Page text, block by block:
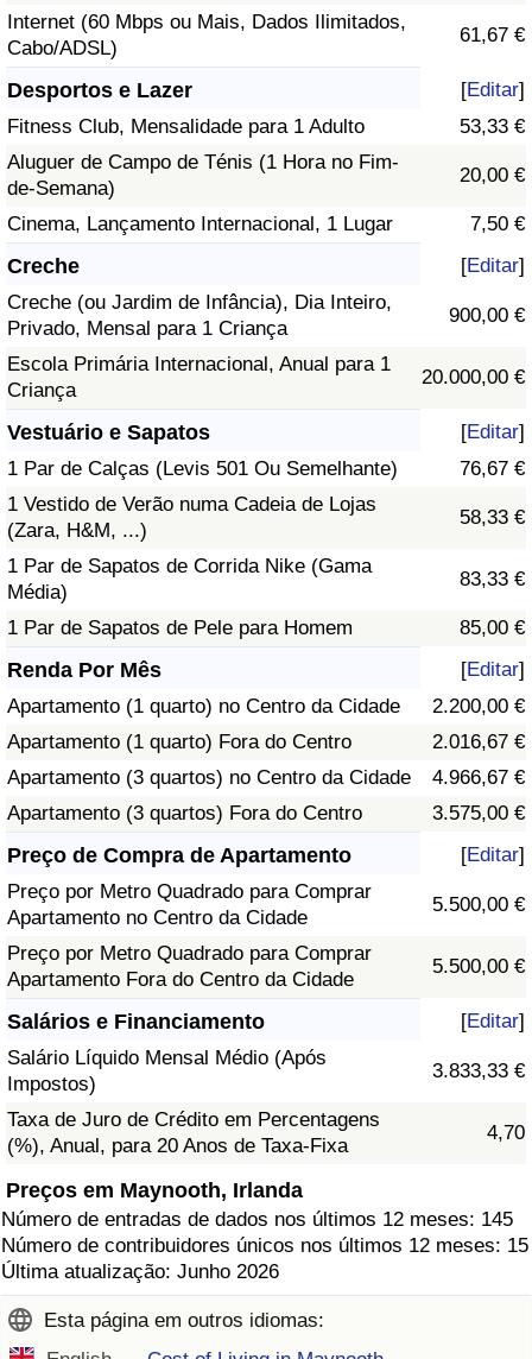
Internet (60 Mbps ou Mais, Dados Ilimitados,
Cabo/ADSL)
61,67 €
Desportos e Lazer [Editar]
Fitness Club, Mensalidade para 1 Adulto
53,33 €
Aluguer de Campo de Ténis (1 Hora no Fim-
de-Semana)
20,00 €
Cinema, Lançamento Internacional, 1 Lugar 7,50 €
Creche [Editar]
Creche (ou Jardim de Infância), Dia Inteiro,
Privado, Mensal para 1 Criança
900,00 €
Escola Primária Internacional, Anual para 1
Criança
20.000,00 €
Vestuário e Sapatos [Editar]
1 Par de Calças (Levis 501 Ou Semelhante)
76,67 €
1 Vestido de Verão numa Cadeia de Lojas
(Zara, H&M, ...)
58,33 €
1 Par de Sapatos de Corrida Nike (Gama
Média)
83,33 €
1 Par de Sapatos de Pele para Homem 85,00 €
Renda Por Mês [Editar]
Apartamento (1 quarto) no Centro da Cidade
2.200,00 €
Apartamento (1 quarto) Fora do Centro
2.016,67 €
Apartamento (3 quartos) no Centro da Cidade
4.966,67 €
Apartamento (3 quartos) Fora do Centro
3.575,00 €
Preço de Compra de Apartamento [Editar]
Preço por Metro Quadrado para Comprar
Apartamento no Centro da Cidade
5.500,00 €
Preço por Metro Quadrado para Comprar
Apartamento Fora do Centro da Cidade
5.500,00 €
Salários e Financiamento [Editar]
Salário Líquido Mensal Médio (Após
Impostos)
3.833,33 €
Taxa de Juro de Crédito em Percentagens
(%), Anual, para 20 Anos de Taxa-Fixa
4,70
Preços em Maynooth, Irlanda
Número de entradas de dados nos últimos 12 meses: 145
Número de contribuidores únicos nos últimos 12 meses: 15
Última atualização: Junho 2026
Esta página em outros idiomas: